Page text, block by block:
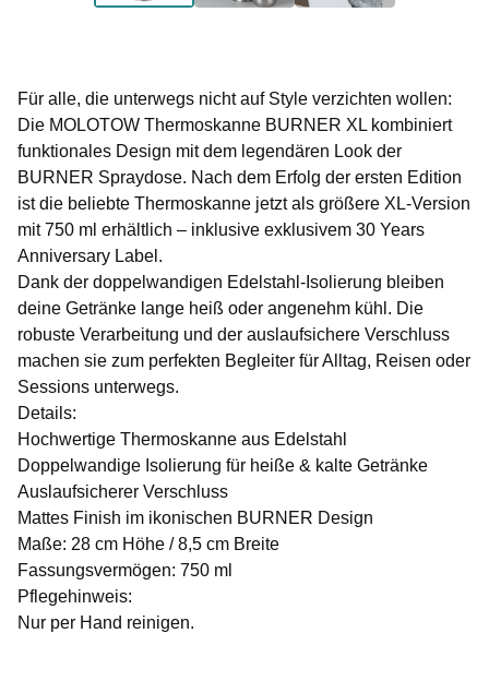
Für alle, die unterwegs nicht auf Style verzichten wollen:
Die MOLOTOW Thermoskanne BURNER XL kombiniert
funktionales Design mit dem legendären Look der
BURNER Spraydose. Nach dem Erfolg der ersten Edition
ist die beliebte Thermoskanne jetzt als größere XL-Version
mit 750 ml erhältlich – inklusive exklusivem 30 Years
Anniversary Label.
Dank der doppelwandigen Edelstahl-Isolierung bleiben
deine Getränke lange heiß oder angenehm kühl. Die
robuste Verarbeitung und der auslaufsichere Verschluss
machen sie zum perfekten Begleiter für Alltag, Reisen oder
Sessions unterwegs.
Details:
Hochwertige Thermoskanne aus Edelstahl
Doppelwandige Isolierung für heiße & kalte Getränke
Auslaufsicherer Verschluss
Mattes Finish im ikonischen BURNER Design
Maße: 28 cm Höhe / 8,5 cm Breite
Fassungsvermögen: 750 ml
Pflegehinweis:
Nur per Hand reinigen.